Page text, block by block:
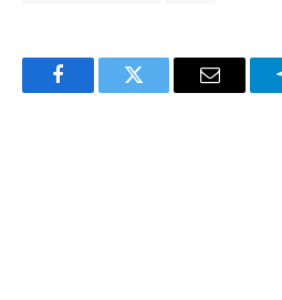
FacebookTwitter Email